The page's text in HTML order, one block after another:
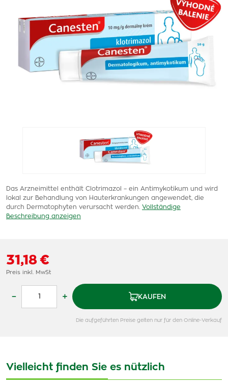
Das Arzneimittel enthält Clotrimazol – ein Antimykotikum und wird
lokal zur Behandlung von Hauterkrankungen angewendet, die
durch Dermatophyten verursacht werden. Vollständige
Beschreibung anzeigen
31,18 €
Preis inkl. MwSt
– + KAUFEN
Die aufgeführten Preise gelten nur für den Online-Verkauf
Vielleicht finden Sie es nützlich